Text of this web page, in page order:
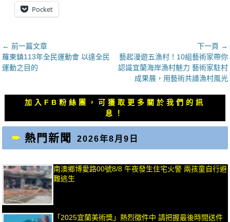
Pocket
文
章
導
← 前一篇文章
上
一
羅東鎮113年全民運動會 以達全民
運動之目的
下一頁 →
下
一
章：
藝起漫遊五漁村！10組藝術家帶你
認識宜蘭海岸漁村魅力 藝術家駐村
成果展，用藝術共譜漁村風光
加入FB粉絲團，可獲取更多關於我們的訊
息！
熱門新聞 2026年8月9日
南澳鄉博愛路00號8/8 午夜發生住宅火警 兩孩童自行避
難逃生
「2025宜蘭美術獎」熱烈徵件中 請把握最後時間送件